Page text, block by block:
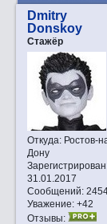
Dmitry
Donskoy
Стажёр
Откуда:Ростов-
Дону
Зарегистрирован
31.01.2017
Сообщений:
Уважение: +42
Отзывы: